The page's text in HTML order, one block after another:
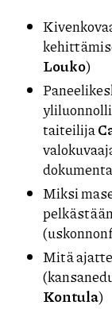
Louko)
taiteilija
Miksi
Mitä
Kontula)